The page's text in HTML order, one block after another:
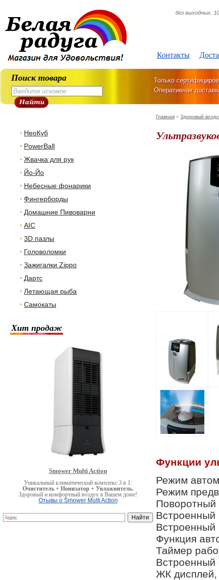
Контакты
без выходных.
Поиск товара
Только
Оперативная
НеоКуб
PowerBall
Жвачка для рук
Йо-Йо
Небесные фонарики
Фингерборды
Домашние Пивоварни
AIC
3D пазлы
Головоломки
Зажигалки Zippo
Дартс
Летающая рыба
Самокаты
Хит продаж
Smower Multi Action
Уникальный климатический комплекс 3 в 1:
Очиститель + Ионизатор + Увлажнитель.
Здоровый и комфортный воздух в Вашем доме!
Отывы о Smower Multi Action
Главная » Здоровый
Функции
Режим
Режим
Поворотный
Встроенный
Встроенный
Функция
Таймер
Встроенный
ЖК